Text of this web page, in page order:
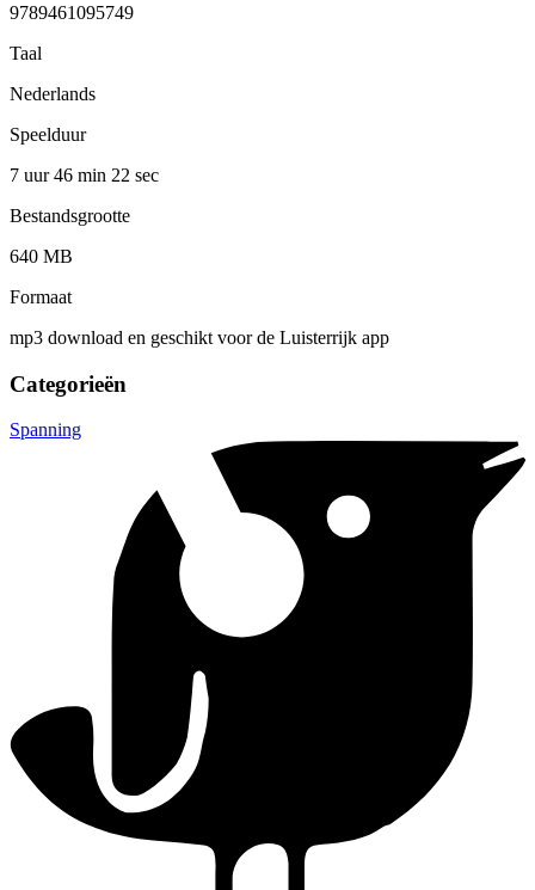
9789461095749
Taal
Nederlands
Speelduur
7 uur 46 min 22 sec
Bestandsgrootte
640 MB
Formaat
mp3 download en geschikt voor de Luisterrijk app
Categorieën
Spanning